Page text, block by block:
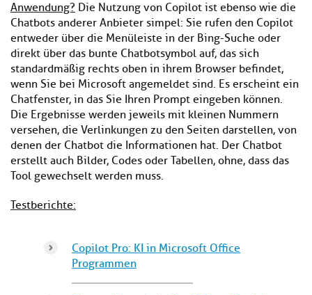
Anwendung? Die Nutzung von Copilot ist ebenso wie die
Chatbots anderer Anbieter simpel: Sie rufen den Copilot
entweder über die Menüleiste in der Bing-Suche oder
direkt über das bunte Chatbotsymbol auf, das sich
standardmäßig rechts oben in ihrem Browser befindet,
wenn Sie bei Microsoft angemeldet sind. Es erscheint ein
Chatfenster, in das Sie Ihren Prompt eingeben können.
Die Ergebnisse werden jeweils mit kleinen Nummern
versehen, die Verlinkungen zu den Seiten darstellen, von
denen der Chatbot die Informationen hat. Der Chatbot
erstellt auch Bilder, Codes oder Tabellen, ohne, dass das
Tool gewechselt werden muss.
Testberichte:
Copilot Pro: KI in Microsoft Office
Programmen